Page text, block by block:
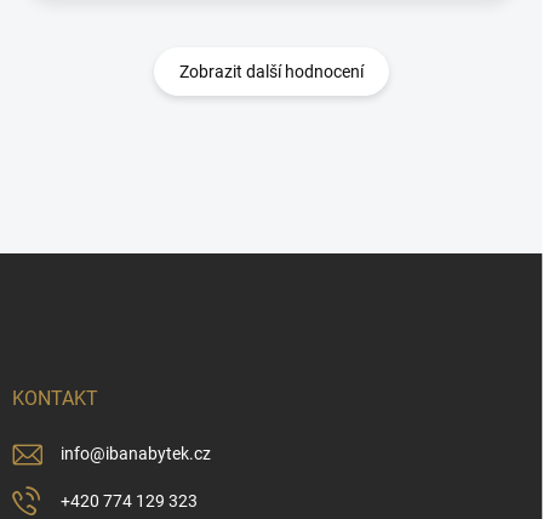
Zobrazit další hodnocení
KONTAKT
info@ibanabytek.cz
+420 774 129 323